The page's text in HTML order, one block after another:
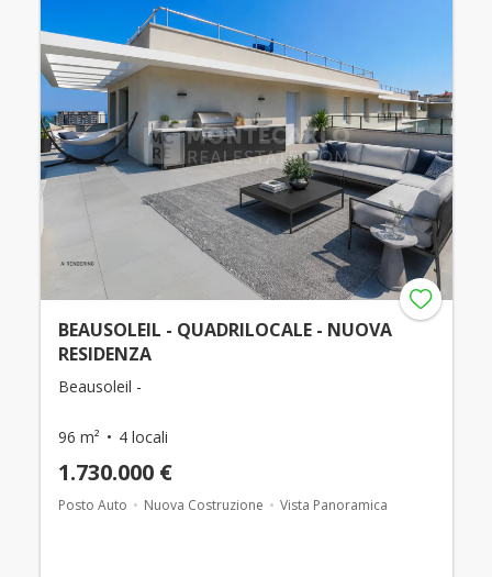
BEAUSOLEIL - QUADRILOCALE - NUOVA
RESIDENZA
Beausoleil -
96 m² 4 locali
1.730.000 €
Posto Auto Nuova Costruzione Vista Panoramica